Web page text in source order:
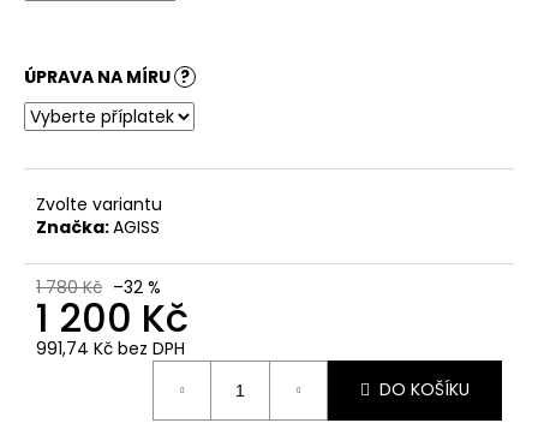
ÚPRAVA NA MÍRU ?
Zvolte variantu
Značka:AGISS
1 780 Kč –32 %
1 200 Kč
991,74 Kč bez DPH
DO KOŠÍKU
o
r
u
u
e
e
ŠATY